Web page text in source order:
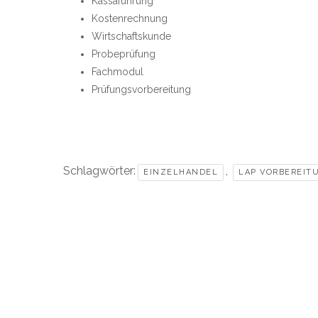
Kostenrechnung
Wirtschaftskunde
Probeprüfung
Fachmodul
Prüfungsvorbereitung
Schlagwörter: EINZELHANDEL , LAP